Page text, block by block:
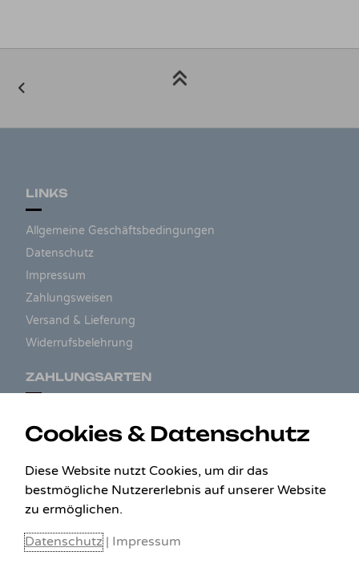
LINKS
Allgemeine Geschäftsbedingungen
Datenschutz
Impressum
Zahlungsweisen
Versand & Lieferung
Widerrufsbelehrung
ZAHLUNGSARTEN
Cookies & Datenschutz
Diese Website nutzt Cookies, um dir das
bestmögliche Nutzererlebnis auf unserer Website
zu ermöglichen.
Datenschutz | Impressum